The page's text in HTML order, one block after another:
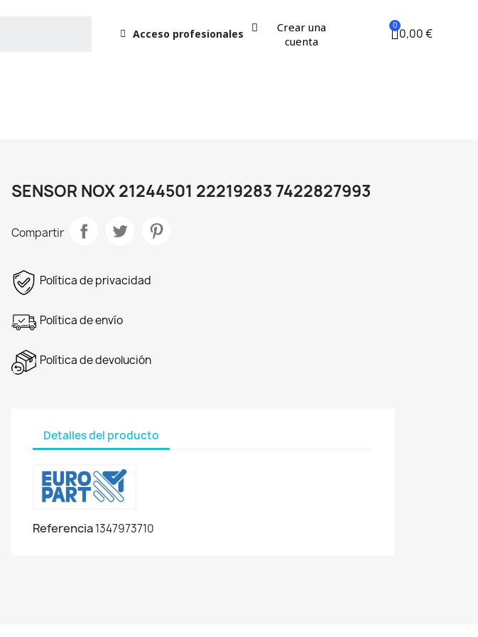
Acceso profesionales
Crear una
cuenta
0,00 €
SENSOR NOX 21244501 22219283 7422827993
Compartir
Política de privacidad
Política de envío
Política de devolución
Detalles del producto
Referencia1347973710